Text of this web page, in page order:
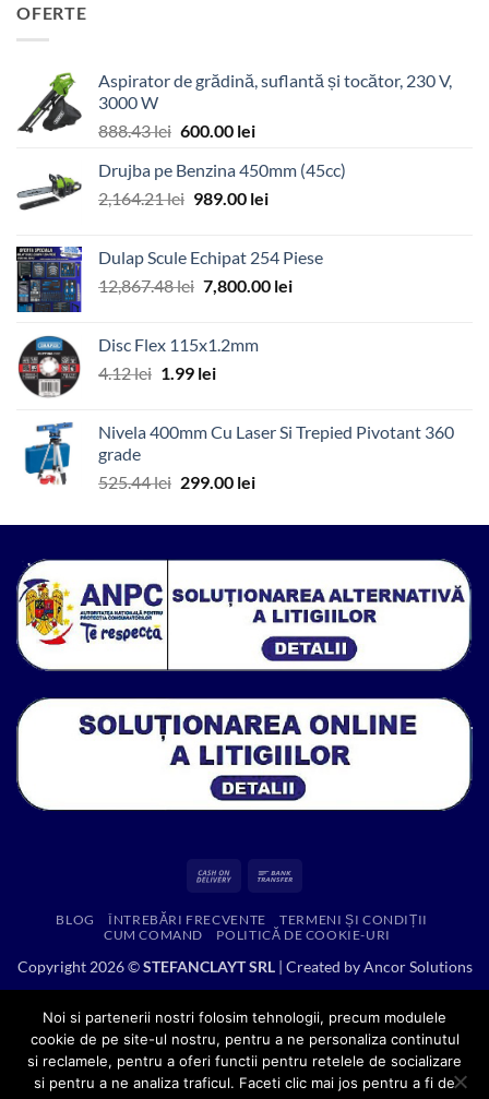
OFERTE
Aspirator de grădină, suflantă și tocător, 230 V,
3000 W
888.43lei Prețul
a
fost:
600.00 leiPrețul
este:
600.00 lei.
Drujba pe Benzina 450mm (45cc)
2,164.21lei Prețul
fost:
2,164.21 lei.
989.00 leiPrețul
989.00 lei.
Dulap Scule Echipat 254 Piese
12,867.48lei Prețul
fost:
12,867.48 lei.
7,800.00 leiPrețul
Disc Flex 115x1.2mm
4.12lei Prețul
fost:
1.99 leiPrețul
1.99 lei.
Nivela 400mm Cu Laser Si Trepied Pivotant 360
grade
525.44lei Prețul
a
299.00 leiPrețul
este:
Cash
Delivery
BLOG ÎNTREBĂRI FRECVENTE
TERMENI ȘI CONDIȚII
CUM COMAND
POLITICĂ DE COOKIE-URI
Copyright 2026 ©STEFANCLAYT SRL| Created byAncor Solutions
Noi si partenerii nostri folosim tehnologii, precum modulele
cookie de pe site-ul nostru, pentru a ne personaliza continutul
si reclamele, pentru a oferi functii pentru retelele de socializare
si pentru a ne analiza traficul. Faceti clic mai jos pentru a fi de